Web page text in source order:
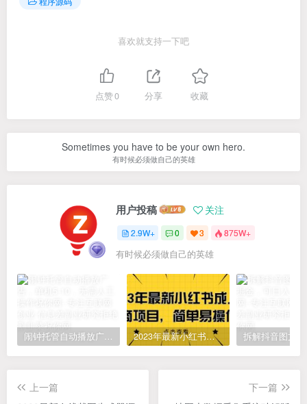
喜欢就支持一下吧
点赞0 分享 收藏
Sometimes you have to be your own hero.
有时候必须做自己的英雄
用户投稿 关注
2.9W+ 0 3 875W+
有时候必须做自己的英雄
闹钟托管自动播放广告，单机5-10，无需人工操作 2023年最新小红书成人电商项目，简单易操作【详细教程】
上一篇
下一篇